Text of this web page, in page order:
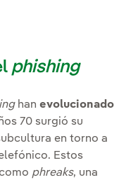
phishing
han evolucionado
70 surgió su
en torno a
Estos
phreaks, una